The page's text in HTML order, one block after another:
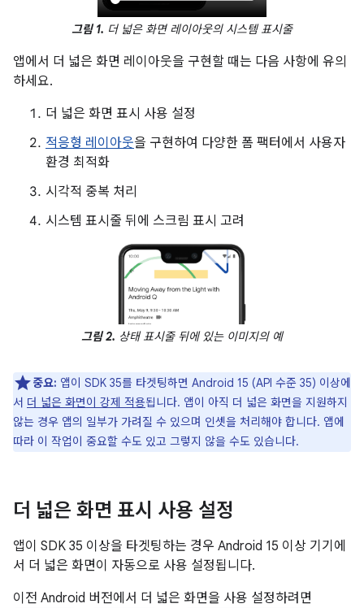
그림 1. 더 넓은 화면 레이아웃의 시스템 표시줄
앱에서 더 넓은 화면 레이아웃을 구현할 때는 다음 사항에 유의
하세요.
더 넓은 화면 표시 사용 설정
적응형 레이아웃을 구현하여 다양한 폼 팩터에서 사용자
환경 최적화
시각적 중복 처리
시스템 표시줄 뒤에 스크림 표시 고려
그림 2. 상태 표시줄 뒤에 있는 이미지의 예
중요: 앱이 SDK 35를 타겟팅하면 Android 15 (API 수준 35) 이상에
서 더 넓은 화면이 강제 적용됩니다. 앱이 아직 더 넓은 화면을 지원하지
않는 경우 앱의 일부가 가려질 수 있으며 인셋을 처리해야 합니다. 앱에
따라 이 작업이 중요할 수도 있고 그렇지 않을 수도 있습니다.
더 넓은 화면 표시 사용 설정
앱이 SDK 35 이상을 타겟팅하는 경우 Android 15 이상 기기에
서 더 넓은 화면이 자동으로 사용 설정됩니다.
이전 Android 버전에서 더 넓은 화면을 사용 설정하려면